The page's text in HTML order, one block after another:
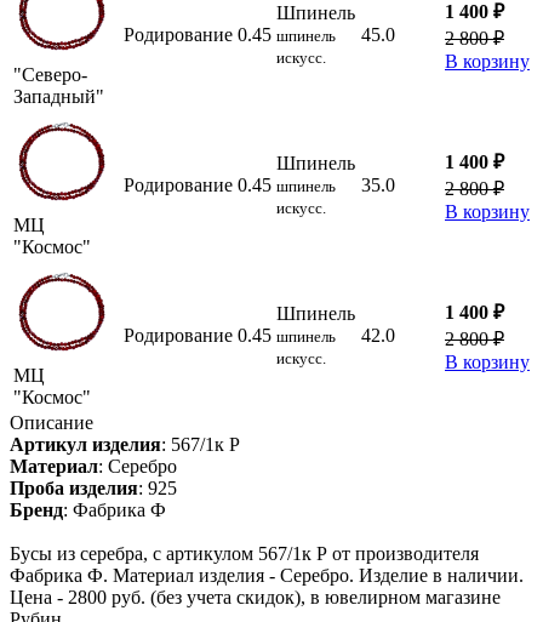
"Северо-
Западный"
Родирование 0.45
Шпинель
шпинель
искусс.
45.0
1 400 ₽
2 800 ₽
В корзину
МЦ
"Космос"
Родирование 0.45
Шпинель
шпинель
искусс.
35.0
1 400 ₽
2 800 ₽
В корзину
МЦ
"Космос"
Родирование 0.45
Шпинель
шпинель
искусс.
42.0
1 400 ₽
2 800 ₽
В корзину
Описание
Артикул изделия: 567/1к Р
Материал: Серебро
Проба изделия: 925
Бренд: Фабрика Ф
Бусы из серебра, с артикулом 567/1к Р от производителя
Фабрика Ф. Материал изделия - Серебро. Изделие в наличии.
Цена - 2800 руб. (без учета скидок), в ювелирном магазине